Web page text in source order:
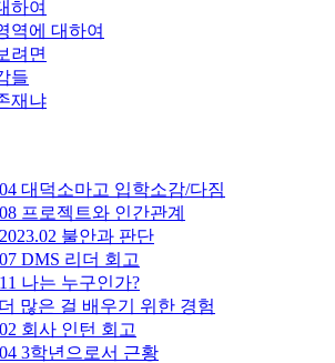
하여
역에 대하여
려면
들
재냐
대덕소마고 입학소감/다짐
프로젝트와 인간관계
불안과 판단
DMS 리더 회고
나는 누구인가?
많은 걸 배우기 위한 경험
회사 인턴 회고
3학년으로서 근황